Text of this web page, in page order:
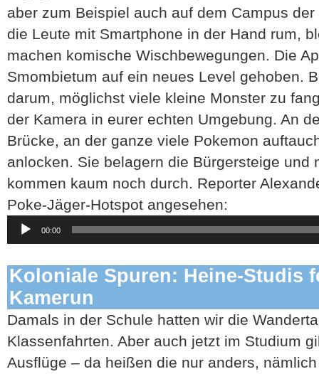
aber zum Beispiel auch auf dem Campus
die Leute mit Smartphone in der Hand rum,
machen komische Wischbewegungen. Die
Smombietum auf ein neues Level gehoben.
darum, möglichst viele kleine Monster zu
der Kamera in eurer echten Umgebung. An
Brücke, an der ganze viele Pokemon
anlocken. Sie belagern die Bürgersteige und
kommen kaum noch durch. Reporter
Poke-Jäger-Hotspot angesehen:
Player
00:00
Koloniale Spuren: Heine-Studis
Kamerun
Damals in der Schule hatten wir die
Klassenfahrten. Aber auch jetzt im Studium
Ausflüge – da heißen die nur anders,